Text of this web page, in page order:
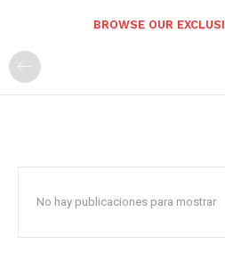
BROWSE OUR
No hay publicaciones para mostrar